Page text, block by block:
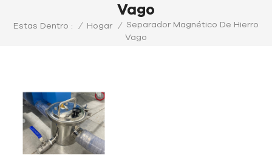
Vago
Estas Dentro : / Hogar /
Separador Magnético De Hierro
Vago